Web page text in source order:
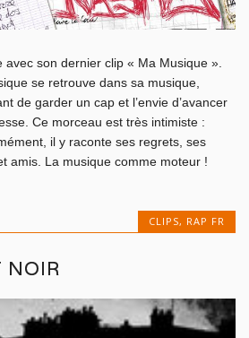
avec son dernier clip « Ma Musique ».
se retrouve dans sa musique,
de garder un cap et l’envie d’avancer
Ce morceau est très intimiste :
il y raconte ses regrets, ses
amis. La musique comme moteur !
CLIPS, RAP FR
NOIR